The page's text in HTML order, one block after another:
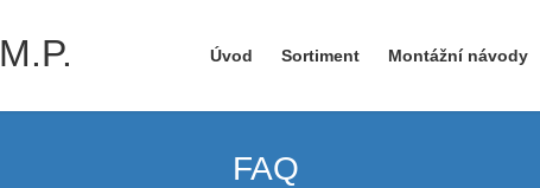
Úvod Sortiment Montážní návody
FAQ